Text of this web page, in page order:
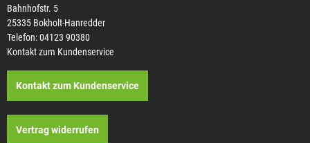
Bahnhofstr. 5
25335 Bokholt-Hanredder
Telefon: 04123 90380
Kontakt zum Kundenservice
Kontakt zum Kundenservice
Vertrag widerrufen